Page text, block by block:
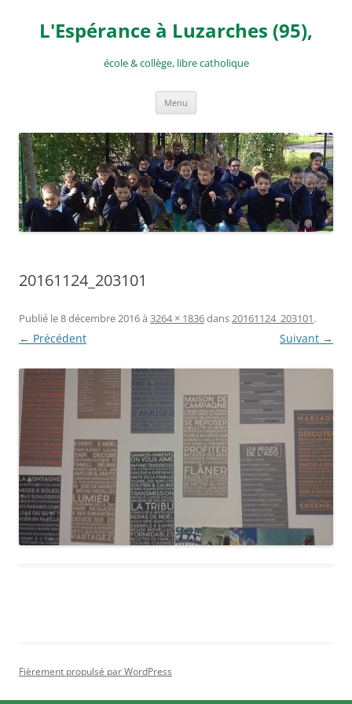
contenu
L'Espérance à Luzarches (95),
école & collège, libre catholique
Menu
20161124_203101
Publié le8 décembre 2016à 3264 × 1836dans20161124_203101.
← Précédent Suivant →
Fièrement propulsé par WordPress